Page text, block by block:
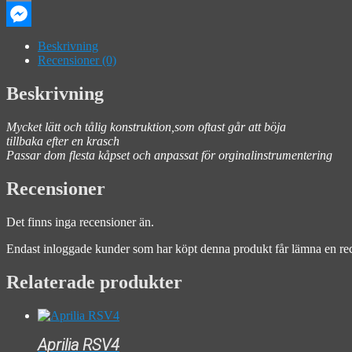
Email
Messenger
Beskrivning
Recensioner (0)
Beskrivning
Mycket lätt och tålig konstruktion,som oftast går att böja
tillbaka efter en krasch
Passar dom flesta kåpset och anpassat för orginalinstrumentering
Recensioner
Det finns inga recensioner än.
Endast inloggade kunder som har köpt denna produkt får lämna en
Relaterade produkter
Aprilia RSV4